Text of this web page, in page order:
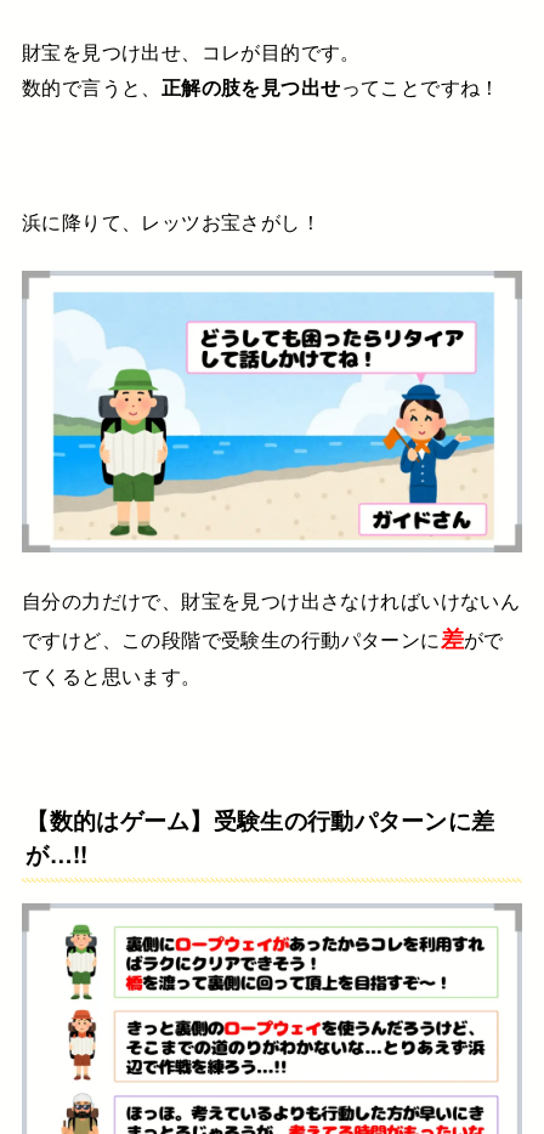
財宝を見つけ出せ、コレが目的です。
数的で言うと、 正解の肢を見つ出せってことですね！
浜に降りて、レッツお宝さがし！
自分の力だけで、財宝を見つけ出さなければいけないん
ですけど、 この段階で受験生の行動パターンに差がで
てくると思います。
【数的はゲーム】受験生の行動パターンに差
が…!!